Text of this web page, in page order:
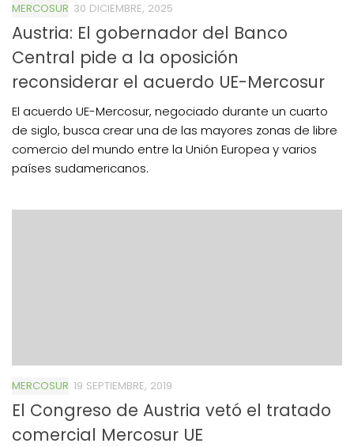
MERCOSUR 30 DICIEMBRE, 2025
Austria: El gobernador del Banco
Central pide a la oposición
reconsiderar el acuerdo UE-Mercosur
El acuerdo UE-Mercosur, negociado durante un cuarto
de siglo, busca crear una de las mayores zonas de libre
comercio del mundo entre la Unión Europea y varios
países sudamericanos.
MERCOSUR 19 SEPTIEMBRE, 2019
El Congreso de Austria vetó el tratado
comercial Mercosur UE